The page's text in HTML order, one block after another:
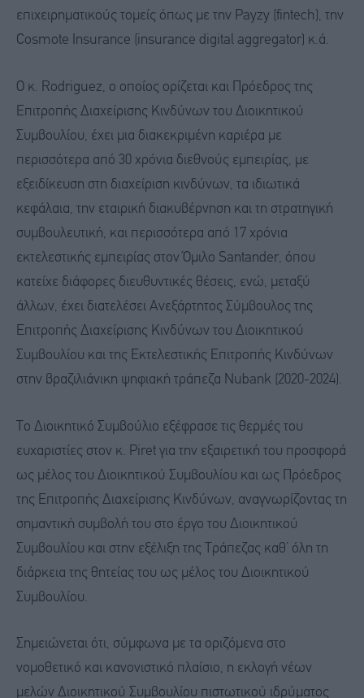
επιχειρηματικούς τομείς όπως με την Payzy (fintech), την
Cosmote Insurance (insurance digital aggregator) κ.ά.
Ο κ. Rodriguez, ο οποίος ορίζεται και Πρόεδρος της
Επιτροπής Διαχείρισης Κινδύνων του Διοικητικού
Συμβουλίου, έχει μια διακεκριμένη καριέρα με
περισσότερα από 30 χρόνια διεθνούς εμπειρίας, με
εξειδίκευση στη διαχείριση κινδύνων, τα ιδιωτικά
κεφάλαια, την εταιρική διακυβέρνηση και τη στρατηγική
συμβουλευτική, και περισσότερα από 17 χρόνια
εκτελεστικής εμπειρίας στον Όμιλο Santander, όπου
κατείχε διάφορες διευθυντικές θέσεις, ενώ, μεταξύ
άλλων, έχει διατελέσει Ανεξάρτητος Σύμβουλος της
Επιτροπής Διαχείρισης Κινδύνων του Διοικητικού
Συμβουλίου και της Εκτελεστικής Επιτροπής Κινδύνων
στην βραζιλιάνικη ψηφιακή τράπεζα Nubank (2020-2024).
Το Διοικητικό Συμβούλιο εξέφρασε τις θερμές του
ευχαριστίες στον κ. Piret για την εξαιρετική του προσφορά
ως μέλος του Διοικητικού Συμβουλίου και ως Πρόεδρος
της Επιτροπής Διαχείρισης Κινδύνων, αναγνωρίζοντας τη
σημαντική συμβολή του στο έργο του Διοικητικού
Συμβουλίου και στην εξέλιξη της Τράπεζας καθ’ όλη τη
διάρκεια της θητείας του ως μέλος του Διοικητικού
Συμβουλίου.
Σημειώνεται ότι, σύμφωνα με τα οριζόμενα στο
νομοθετικό και κανονιστικό πλαίσιο, η εκλογή νέων
μελών Διοικητικού Συμβουλίου πιστωτικού ιδρύματος